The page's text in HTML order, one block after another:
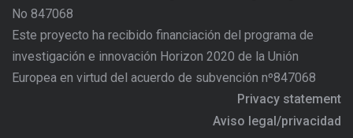
No 847068
Este proyecto ha recibido financiación del programa de
investigación e innovación Horizon 2020 de la Unión
Europea en virtud del acuerdo de subvención nº847068
Privacy statement
Aviso legal/privacidad